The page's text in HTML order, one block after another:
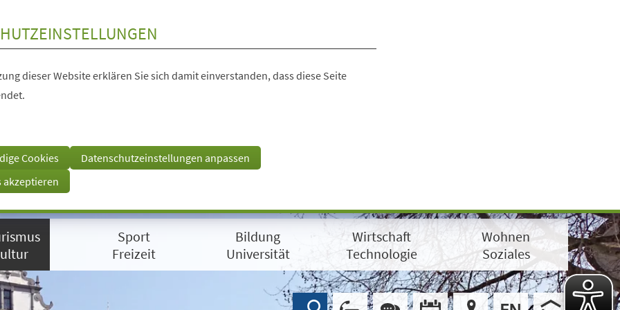
dieser Website erklären Sie sich damit einverstanden, dass diese Seite
Cookies
Datenschutzeinstellungen anpassen
akzeptieren
Sport
Freizeit
Bildung
Universität
Wirtschaft
Technologie
Wohnen
Soziales